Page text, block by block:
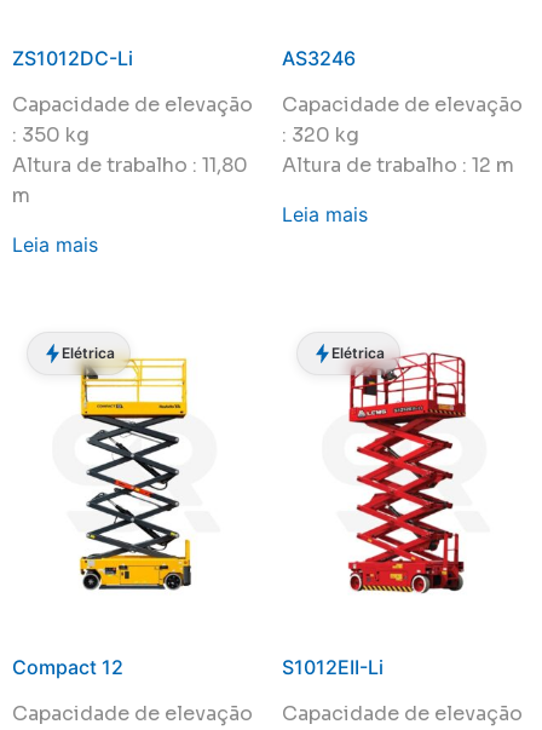
ZS1012DC-Li
Capacidade de elevação
: 350 kg
Altura de trabalho : 11,80
m
Leia mais
AS3246
Capacidade de elevação
: 320 kg
Altura de trabalho : 12 m
Leia mais
Elétrica
Compact 12
Capacidade de elevação
Elétrica
S1012EII-Li
Capacidade de elevação